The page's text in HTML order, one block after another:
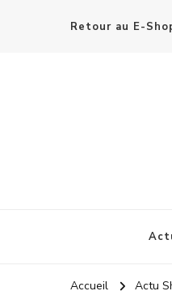
Retour au E-
Accueil Actu